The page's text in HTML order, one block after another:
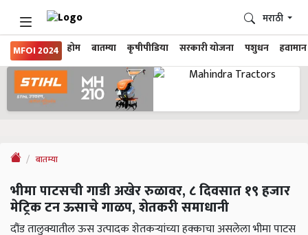
MFOI 2024 होम बातम्या कृषीपीडिया सरकारी योजना पशुधन हवामान
मराठी
बातम्या
भीमा पाटसची गाडी अखेर रुळावर, ८ दिवसात १९ हजार
मेट्रिक टन ऊसाचे गाळप, शेतकरी समाधानी
दौंड तालुक्यातील ऊस उत्पादक शेतकऱ्यांच्या हक्काचा असलेला भीमा पाटस